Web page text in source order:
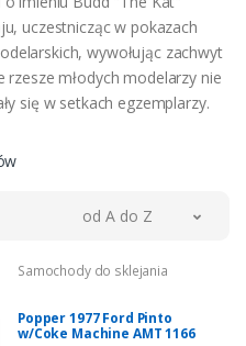
uczestnicząc w pokazach
wywołując zachwyt
młodych modelarzy nie
się w setkach egzemplarzy.
od A do Z
Samochody do sklejania
Popper 1977 Ford Pinto
w/Coke Machine AMT 1166